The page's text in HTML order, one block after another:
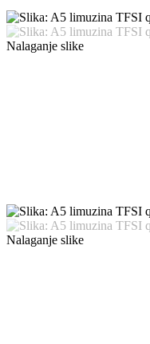
Nalaganje slike
Nalaganje slike